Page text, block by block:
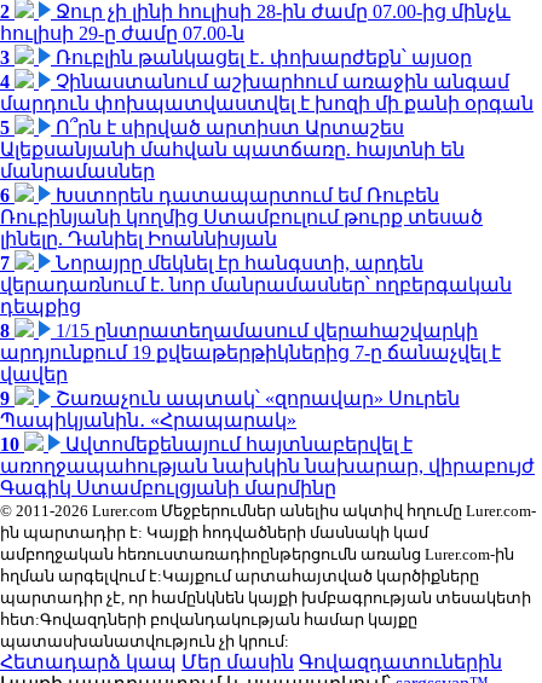
2
Ջուր չի լինի հուլիսի 28-ին ժամը 07.00-ից մինչև
հուլիսի 29-ը ժամը 07.00-ն
3
Ռուբլին թանկացել է․ փոխարժեքն՝ այսօր
4
Չինաստանում աշխարհում առաջին անգամ
մարդուն փոխպատվաստվել է խոզի մի քանի օրգան
5
Ո՞րն է սիրված արտիստ Արտաշես
Ալեքսանյանի մահվան պատճառը. հայտնի են
մանրամասներ
6
Խստորեն դատապարտում եմ Ռուբեն
Ռուբինյանի կողմից Ստամբուլում թուրք տեսած
լինելը. Դանիել Իոաննիսյան
7
Նորայրը մեկնել էր հանգստի, արդեն
վերադառնում է. նոր մանրամասներ՝ ողբերգական
դեպքից
8
1/15 ընտրատեղամասում վերահաշվարկի
արդյունքում 19 քվեաթերթիկներից 7-ը ճանաչվել է
վավեր
9
Շառաչուն ապտակ՝ «զորավար» Սուրեն
Պապիկյանին․ «Հրապարակ»
10
Ավտոմեքենայում հայտնաբերվել է
առողջապահության նախկին նախարար, վիրաբույժ
Գագիկ Ստամբուլցյանի մարմինը
© 2011-2026 Lurer.com Մեջբերումներ անելիս ակտիվ հղումը Lurer.com-
ին պարտադիր է: Կայքի հոդվածների մասնակի կամ
ամբողջական հեռուստառադիոընթերցումն առանց Lurer.com-ին
հղման արգելվում է:Կայքում արտահայտված կարծիքները
պարտադիր չէ, որ համընկնեն կայքի խմբագրության տեսակետի
հետ:Գովազդների բովանդակության համար կայքը
պատասխանատվություն չի կրում:
Հետադարձ կապ Մեր մասին Գովազդատուներին